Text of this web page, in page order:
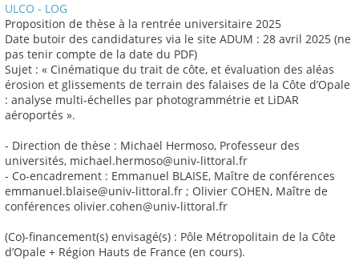
ULCO - LOG
Proposition de thèse à la rentrée universitaire 2025
Date butoir des candidatures via le site ADUM : 28 avril 2025 (ne
pas tenir compte de la date du PDF)
Sujet : « Cinématique du trait de côte, et évaluation des aléas
érosion et glissements de terrain des falaises de la Côte d’Opale
: analyse multi-échelles par photogrammétrie et LiDAR
aéroportés ».
- Direction de thèse : Michaël Hermoso, Professeur des
universités, michael.hermoso@univ-littoral.fr
- Co-encadrement : Emmanuel BLAISE, Maître de conférences
emmanuel.blaise@univ-littoral.fr ; Olivier COHEN, Maître de
conférences olivier.cohen@univ-littoral.fr
(Co)-financement(s) envisagé(s) : Pôle Métropolitain de la Côte
d’Opale + Région Hauts de France (en cours).